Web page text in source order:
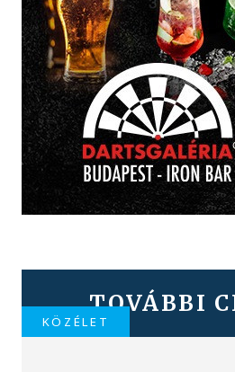
TOVÁBBI
KÖZÉLET